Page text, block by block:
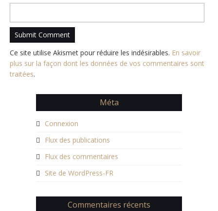
Ce site utilise Akismet pour réduire les indésirables. En savoir
plus sur la façon dont les données de vos commentaires sont
traitées.
Méta
Connexion
Flux des publications
Flux des commentaires
Site de WordPress-FR
Commentaires récents